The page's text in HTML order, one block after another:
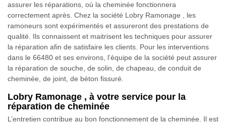
assurer les réparations, où la cheminée fonctionnera
correctement après. Chez la société Lobry Ramonage , les
ramoneurs sont expérimentés et assureront des prestations de
qualité. Ils connaissent et maitrisent les techniques pour assurer
la réparation afin de satisfaire les clients. Pour les interventions
dans le 66480 et ses environs, l’équipe de la société peut assurer
la réparation de souche, de solin, de chapeau, de conduit de
cheminée, de joint, de béton fissuré.
Lobry Ramonage , à votre service pour la
réparation de cheminée
L’entretien contribue au bon fonctionnement de la cheminée. Il est